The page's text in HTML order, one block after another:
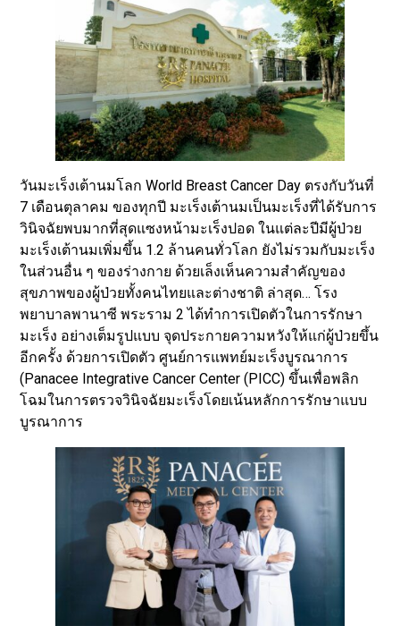
วันมะเร็งเต้านมโลก World Breast Cancer Day ตรงกับวันที่
7 เดือนตุลาคม ของทุกปี มะเร็งเต้านมเป็นมะเร็งที่ได้รับการ
วินิจฉัยพบมากที่สุดแซงหน้ามะเร็งปอด ในแต่ละปีมีผู้ป่วย
มะเร็งเต้านมเพิ่มขึ้น 1.2 ล้านคนทั่วโลก ยังไม่รวมกับมะเร็ง
ในส่วนอื่น ๆ ของร่างกาย ด้วยเล็งเห็นความสำคัญของ
สุขภาพของผู้ป่วยทั้งคนไทยและต่างชาติ ล่าสุด… โรง
พยาบาลพานาซี พระราม 2 ได้ทำการเปิดตัวในการรักษา
มะเร็ง อย่างเต็มรูปแบบ จุดประกายความหวังให้แก่ผู้ป่วยขึ้น
อีกครั้ง ด้วยการเปิดตัว ศูนย์การแพทย์มะเร็งบูรณาการ
(Panacee Integrative Cancer Center (PICC) ขึ้นเพื่อพลิก
โฉมในการตรวจวินิจฉัยมะเร็งโดยเน้นหลักการรักษาแบบ
บูรณาการ